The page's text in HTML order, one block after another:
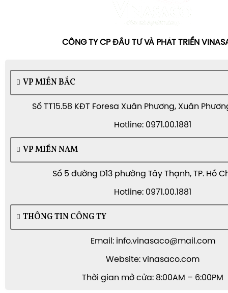
CÔNG TY CP ĐẦU TƯ VÀ PHÁT TRIỂN
VP MIỀN BẮC
Số TT15.58 KĐT Foresa Xuân Phương, Xuân
Hotline: 0971.00.1881
VP MIỀN NAM
Số 5 đường D13 phường Tây Thạnh, TP. Hồ
Hotline: 0971.00.1881
THÔNG TIN CÔNG TY
Email: info.vinasaco@mail.com
Website: vinasaco.com
Thời gian mở cửa: 8:00AM – 6:00PM